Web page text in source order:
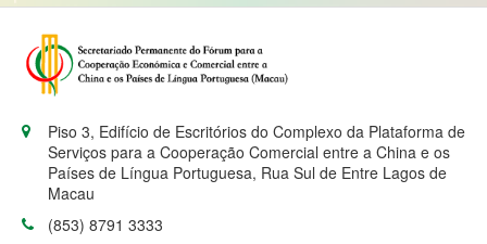
Piso 3, Edifício de Escritórios do Complexo da Plataforma de
Serviços para a Cooperação Comercial entre a China e os
Países de Língua Portuguesa, Rua Sul de Entre Lagos de
Macau
(853) 8791 3333